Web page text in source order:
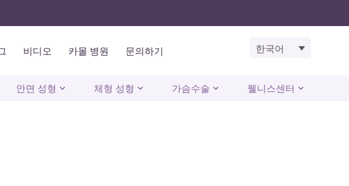
비디오 카몰 병원 문의하기 한국어
안면 성형 체형 성형 가슴수술 웰니스센터